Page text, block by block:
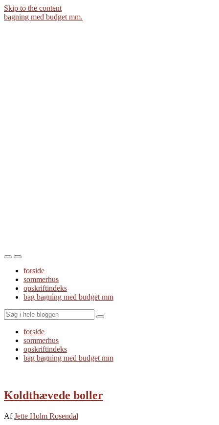
Skip to the content
bagning med budget mm.
Toggle
mobile
menu
Toggle
the
search
field
forside
sommerhus
opskriftindeks
bag bagning med budget mm
Search
forside
sommerhus
opskriftindeks
bag bagning med budget mm
Koldthævede boller
AfJette Holm Rosendal